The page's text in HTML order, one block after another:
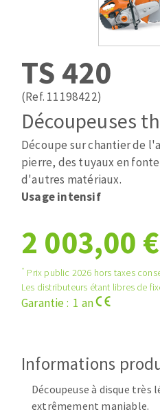
Pose des joints
Nettoyage
Fraises carbure
Fers et plaquettes
Lames de scie à ruban
ABRASIFS
Disques auto-agrippant
Patins
Bandes abrasives
Disques fibre et papier
Feuilles 230 x 280 mm
Cales à poncer et patins
Plateaux supports
Eponges abrasive
DISQUES
Disques abrasifs
Meules d'ébarbage
TRAITEMENT
Disques à lamelles
Disque intissé
Meules sur tige
Brosses
Meules de tourets
Aspirateurs
TS 420
(Ref. 11198422)
Découpeuses
Découpe sur chantier de
pierre, des tuyaux en
d'autres matériaux.
Usage intensif
2 003,00 €
* Prix public 2026 hors taxes
Les distributeurs étant libres de
Garantie : 1 an
Informations
Découpeuse à disque très
extrêmement maniable.